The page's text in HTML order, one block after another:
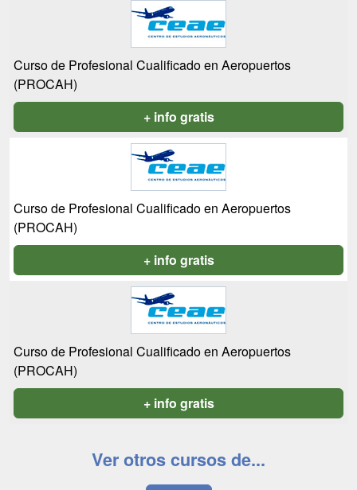
Curso de Profesional Cualificado en Aeropuertos
(PROCAH)
+ info gratis
Curso de Profesional Cualificado en Aeropuertos
(PROCAH)
+ info gratis
Curso de Profesional Cualificado en Aeropuertos
(PROCAH)
+ info gratis
Ver otros cursos de...